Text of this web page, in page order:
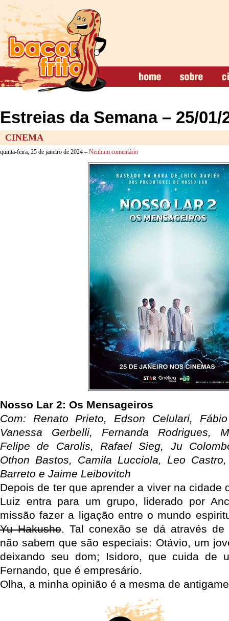
Estreias da Semana – 25/01/
CINEMA
quinta-feira, 25 de janeiro de 2024 – Nenhum comentário
Nosso Lar 2: Os Mensageiros
Com: Renato Prieto, Edson Celulari,
Vanessa Gerbelli, Fernanda Rodrigues,
Felipe de Carolis, Rafael Sieg, Ju
Othon Bastos, Camila Lucciola, Leo
Barreto e Jaime Leibovitch
Depois de ter que aprender a viver na cidade
Luiz entra para um grupo, liderado por
missão fazer a ligação entre o mundo
Yu Hakusho. Tal conexão se dá através de
não sabem que são especiais: Otávio, um
deixando seu dom; Isidoro, que cuida de
Fernando, que é empresário.
Olha, a minha opinião é a mesma de